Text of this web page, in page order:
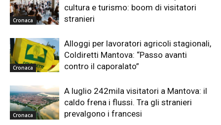
Cronaca
cultura e turismo: boom di visitatori
stranieri
Cronaca
Alloggi per lavoratori agricoli stagionali,
Coldiretti Mantova: “Passo avanti
contro il caporalato”
Cronaca
A luglio 242mila visitatori a Mantova: il
caldo frena i flussi. Tra gli stranieri
prevalgono i francesi